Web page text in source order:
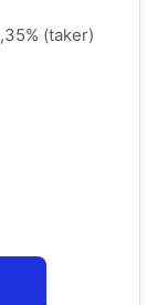
(taker)